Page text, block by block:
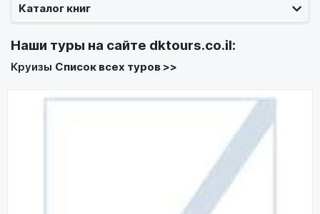
Каталог книг
Наши туры на сайте dktours.co.il:
Круизы Список всех туров >>